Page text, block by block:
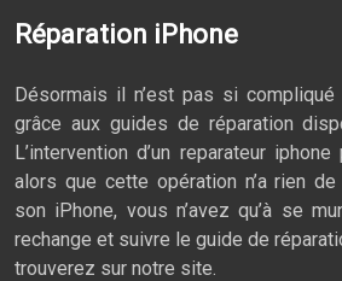
Réparation iPhone
Désormais il n’est pas si
grâce aux guides de réparation
L’intervention d’un reparateur
alors que cette opération n’a rien
son iPhone, vous n’avez qu’à se
rechange et suivre le guide de
trouverez sur notre site.